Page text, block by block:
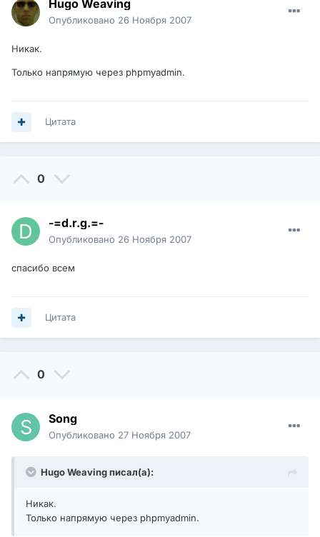
Hugo Weaving
Опубликовано 26 Ноября 2007
Никак.
Только напрямую через phpmyadmin.
Цитата
0
-=d.r.g.=-
Опубликовано 26 Ноября 2007
спасибо всем
Цитата
0
Song
Опубликовано 27 Ноября 2007
Hugo Weaving писал(а):
Никак.
Только напрямую через phpmyadmin.